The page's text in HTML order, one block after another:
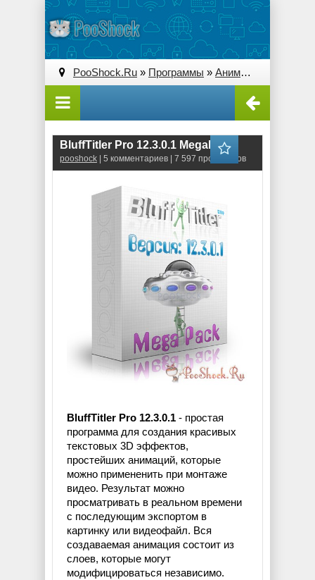
PooShock.Ru » Программы » Анимация и 3D
BluffTitler Pro 12.3.0.1 MegaPack
pooshock | 5 комментариев | 7 597 просмотров
BluffTitler Pro 12.3.0.1 - простая
программа для создания красивых
текстовых 3D эффектов,
простейших анимаций, которые
можно примененить при монтаже
видео. Результат можно
просматривать в реальном времени
с последующим экспортом в
картинку или видеофайл. Вся
создаваемая анимация состоит из
слоев, которые могут
модифицироваться независимо.